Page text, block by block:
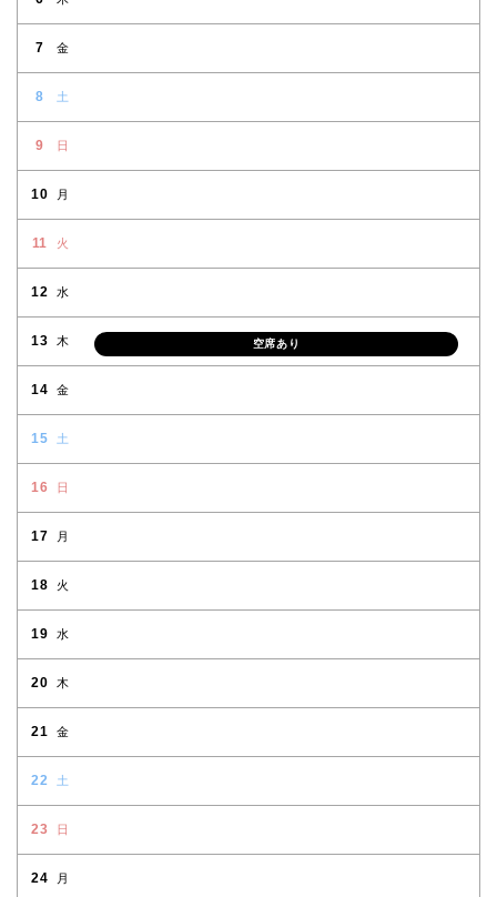
7 金
8 土
9 日
10 月
11 火
12 水
13 木 空席あり
14 金
15 土
16 日
17 月
18 火
19 水
20 木
21 金
22 土
23 日
24 月